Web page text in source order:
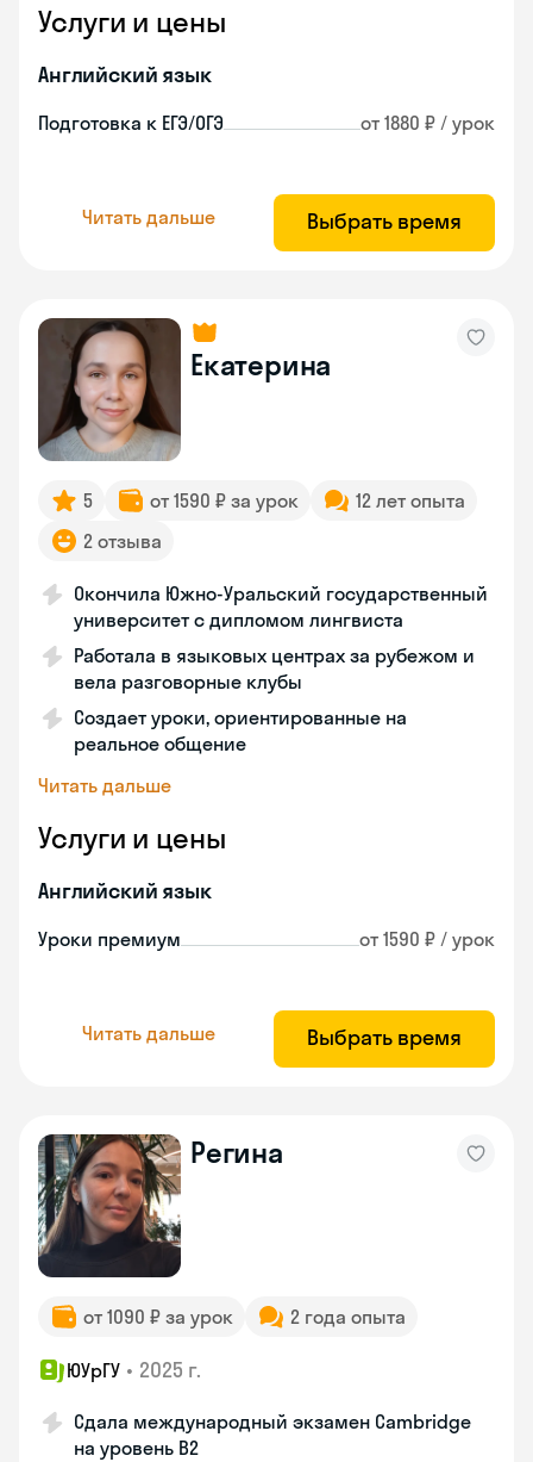
Услуги и цены
Английский язык
Подготовка к ЕГЭ/ОГЭ от 1880 ₽ / урок
Читать дальше Выбрать время
Екатерина
5 от 1590 ₽ за урок
12 лет опыта
2 отзыва
Окончила Южно-Уральский государственный
университет с дипломом лингвиста
Работала в языковых центрах за рубежом и
вела разговорные клубы
Создает уроки, ориентированные на
реальное общение
Читать дальше
Услуги и цены
Английский язык
Уроки премиум от 1590 ₽ / урок
Читать дальше Выбрать время
Регина
от 1090 ₽ за урок 2 года опыта
ЮУрГУ • 2025 г.
Сдала международный экзамен Cambridge
на уровень B2